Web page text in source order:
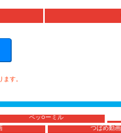
す。
ペッ○ーミル
つばめ動画